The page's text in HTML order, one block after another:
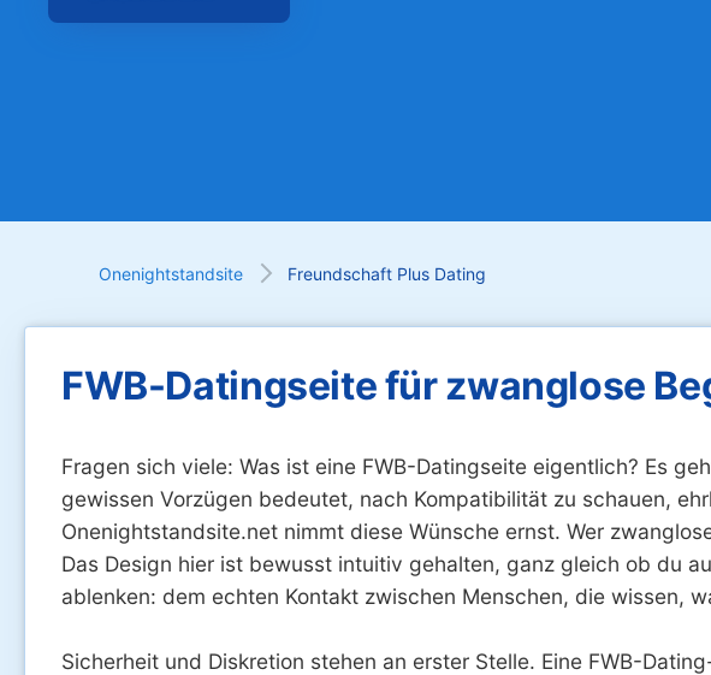
Onenightstandsite Freundschaft Plus Dating
FWB-Datingseite für zwanglose
Fragen sich viele: Was ist eine FWB-Datingseite eigentlich? Es
gewissen Vorzügen bedeutet, nach Kompatibilität zu schauen,
Onenightstandsite.net nimmt diese Wünsche ernst. Wer
Das Design hier ist bewusst intuitiv gehalten, ganz gleich ob du
ablenken: dem echten Kontakt zwischen Menschen, die wissen,
Sicherheit und Diskretion stehen an erster Stelle. Eine FWB-